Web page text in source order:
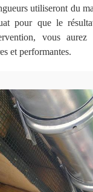
utiliseront du
pour que le
vous aurez
et performantes.